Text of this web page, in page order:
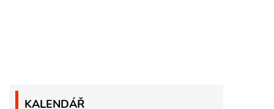
KALENDÁŘ